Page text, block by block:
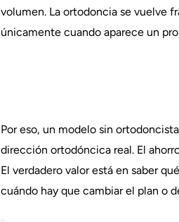
volumen. La ortodoncia se vuelve
únicamente cuando aparece un
Por eso, un modelo sin
dirección ortodóncica real. El
El verdadero valor está en saber
cuándo hay que cambiar el plan o